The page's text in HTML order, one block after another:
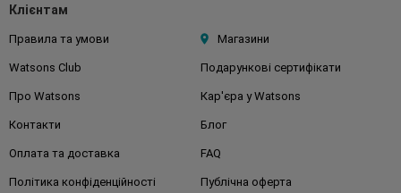
Клієнтам
Правила та умови Магазини
Watsons Club Подарункові сертифікати
Про Watsons Кар'єра у Watsons
Контакти Блог
Оплата та доставка FAQ
Політика конфіденційності Публічна оферта